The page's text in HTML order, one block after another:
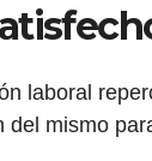
laboral
del mismo